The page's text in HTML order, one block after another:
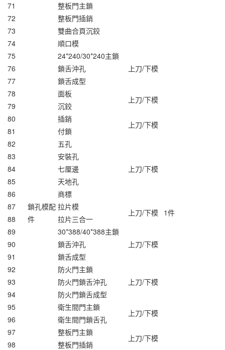
71
整板門主鎖
72
整板門插銷
73
雙曲合頁沉鉸
74
順口模
75
鎖孔模配
件
24*240/30*240主鎖
上刀/下模
1件
76
鎖舌沖孔
77
鎖舌成型
78
面板
上刀/下模
79
沉鉸
80
插銷
上刀/下模
81
付鎖
82
五孔
上刀/下模
83
安裝孔
84
七厘邊
85
天地孔
86
商標
87
拉片模
上刀/下模
88
拉片三合一
89
30*388/40*388主鎖
上刀/下模
90
鎖舌沖孔
91
鎖舌成型
92
防火門主鎖
上刀/下模
93
防火門鎖舌沖孔
94
防火門鎖舌成型
95
衛生間門主鎖
上刀/下模
96
衛生間門鎖舌孔
97
整板門主鎖
上刀/下模
98
整板門插銷